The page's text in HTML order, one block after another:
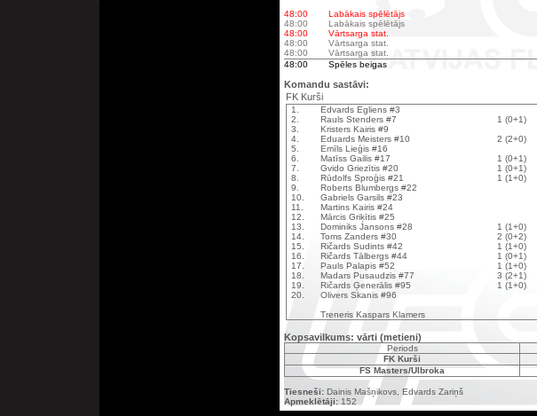
48:00
Labākais spēlētājs
48:00
Labākais spēlētājs
48:00
Vārtsarga stat.
48:00
Vārtsarga stat.
48:00
Vārtsarga stat.
48:00
Spēles beigas
Komandu sastāvi:
FK Kurši
1.
Edvards Egliens #3
2.
Rauls Stenders #7
1 (0+1)
3.
Kristers Kairis #9
4.
Eduards Meisters #10
2 (2+0)
5.
Emīls Lieģis #16
6.
Matīss Gailis #17
1 (0+1)
7.
Gvido Griezītis #20
1 (0+1)
8.
Rūdolfs Sproģis #21
1 (1+0)
9.
Roberts Blumbergs #22
10.
Gabriels Garsils #23
11.
Martins Kairis #24
12.
Mārcis Griķītis #25
13.
Dominiks Jansons #28
1 (1+0)
14.
Toms Zanders #30
2 (0+2)
15.
Ričards Sudints #42
1 (1+0)
16.
Ričards Tālbergs #44
1 (0+1)
17.
Pauls Palapis #52
1 (1+0)
18.
Madars Pusaudzis #77 3 (2+1)
19.
Ričards Ģenerālis #95
1 (1+0)
20.
Olivers Skanis #96
Treneris Kaspars Klamers
Kopsavilkums: vārti (metieni)
Periods
FK Kurši
FS Masters/Ulbroka
Tiesneši: Dainis Mašņikovs, Edvards Zariņš
Apmeklētāji: 152